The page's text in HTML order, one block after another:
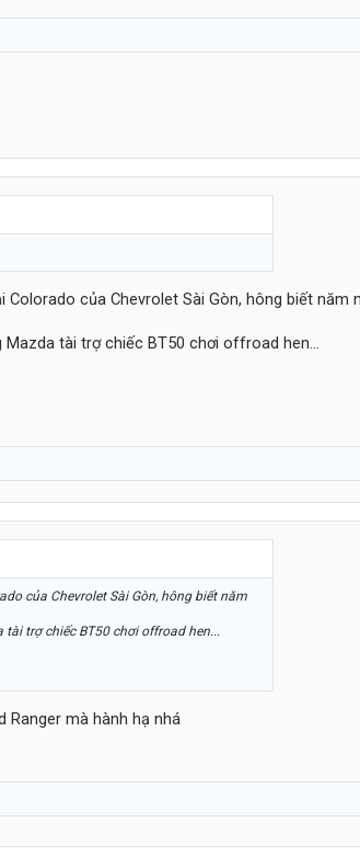
của Chevrolet Sài Gòn, hông biết năm
tài trợ chiếc BT50 chơi offroad hen...
của Chevrolet Sài Gòn, hông biết năm
trợ chiếc BT50 chơi offroad hen...
Ranger mà hành hạ nhá